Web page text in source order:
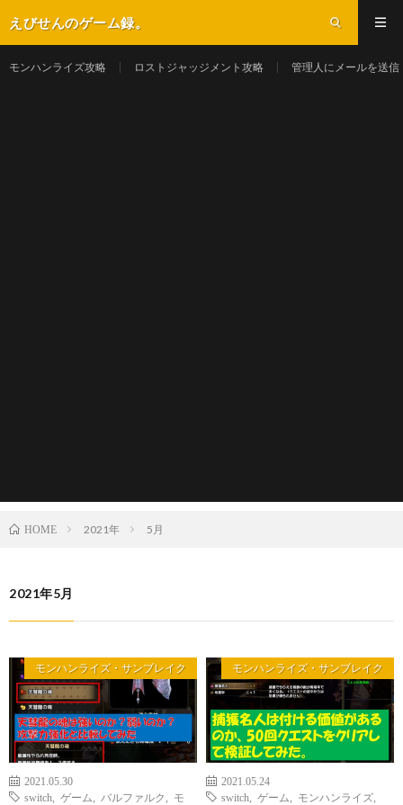
えびせんのゲーム録。
モンハンライズ攻略 ロストジャッジメント攻略 管理人にメールを送信
HOME 2021年 5月
2021年5月
モンハンライズ・サンブレイク
2021.05.30
switch
ゲーム バルファルク
モ
モンハンライズ・サンブレイク
2021.05.24
switch
ゲーム モンハンライズ